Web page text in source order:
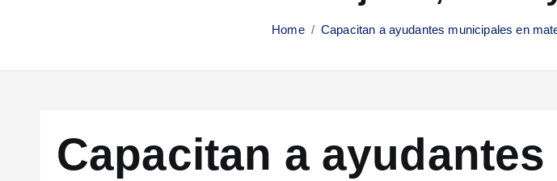
Home Capacitan a ayudantes municipales en
Capacitan a ayudantes